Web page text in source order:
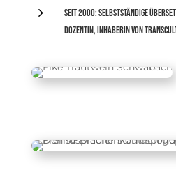
5
seit 2000: selbstständige
Dozentin, Inhaberin von